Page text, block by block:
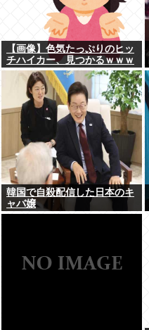
【画像】色気たっぷりのヒッ
チハイカー、見つかるｗｗｗ
韓国で自殺配信した日本のキ
ャバ嬢